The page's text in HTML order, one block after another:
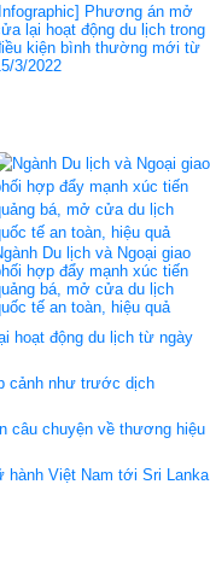
Phương án mở
lại hoạt động du lịch trong
kiện bình thường mới từ
3/2022
Du lịch và Ngoại giao
hợp đẩy mạnh xúc tiến
bá, mở cửa du lịch
tế an toàn, hiệu quả
hoạt động du lịch từ ngày
cảnh như trước dịch
câu chuyện về thương hiệu
hành Việt Nam tới Sri Lanka